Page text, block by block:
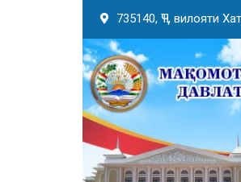
735140, ҶТ, вилояти